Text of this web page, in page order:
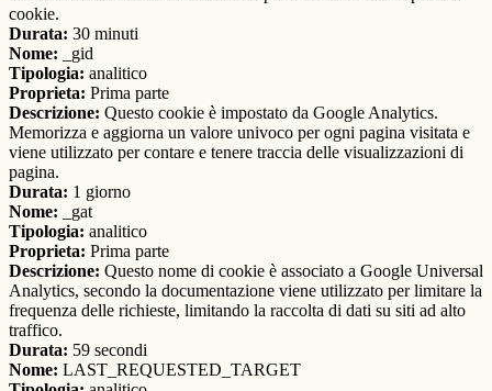
cookie.
Durata: 30 minuti
Nome: _gid
Tipologia: analitico
Proprieta: Prima parte
Descrizione: Questo cookie è impostato da Google Analytics.
Memorizza e aggiorna un valore univoco per ogni pagina visitata e
viene utilizzato per contare e tenere traccia delle visualizzazioni di
pagina.
Durata: 1 giorno
Nome: _gat
Tipologia: analitico
Proprieta: Prima parte
Descrizione: Questo nome di cookie è associato a Google Universal
Analytics, secondo la documentazione viene utilizzato per limitare la
frequenza delle richieste, limitando la raccolta di dati su siti ad alto
traffico.
Durata: 59 secondi
Nome: LAST_REQUESTED_TARGET